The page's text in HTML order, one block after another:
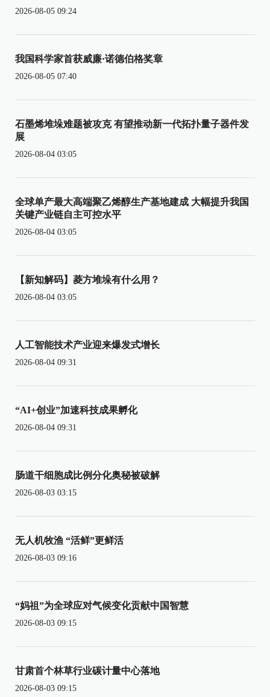
2026-08-05 09:24
我国科学家首获威廉·诺德伯格奖章
2026-08-05 07:40
石墨烯堆垛难题被攻克 有望推动新一代拓扑量子器件发
展
2026-08-04 03:05
全球单产最大高端聚乙烯醇生产基地建成 大幅提升我国
关键产业链自主可控水平
2026-08-04 03:05
【新知解码】菱方堆垛有什么用？
2026-08-04 03:05
人工智能技术产业迎来爆发式增长
2026-08-04 09:31
“AI+创业”加速科技成果孵化
2026-08-04 09:31
肠道干细胞成比例分化奥秘被破解
2026-08-03 03:15
无人机牧渔 “活鲜”更鲜活
2026-08-03 09:16
“妈祖”为全球应对气候变化贡献中国智慧
2026-08-03 09:15
甘肃首个林草行业碳计量中心落地
2026-08-03 09:15